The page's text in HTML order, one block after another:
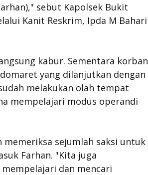
sebut Kapolsek Bukit
Kanit Reskrim, Ipda M Bahari
kabur. Sementara korban
yang dilanjutkan dengan
melakukan olah tempat
mempelajari modus operandi
memeriksa sejumlah saksi untuk
Farhan. "Kita juga
mempelajari dan mencari